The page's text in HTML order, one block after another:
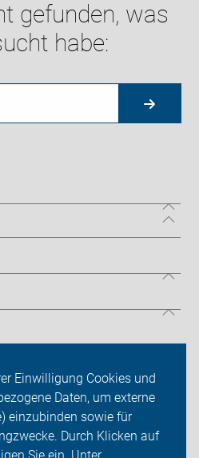
Einwilligung Cookies und
Daten, um externe
einzubinden sowie für
Durch Klicken auf
gefunden, was
habe: